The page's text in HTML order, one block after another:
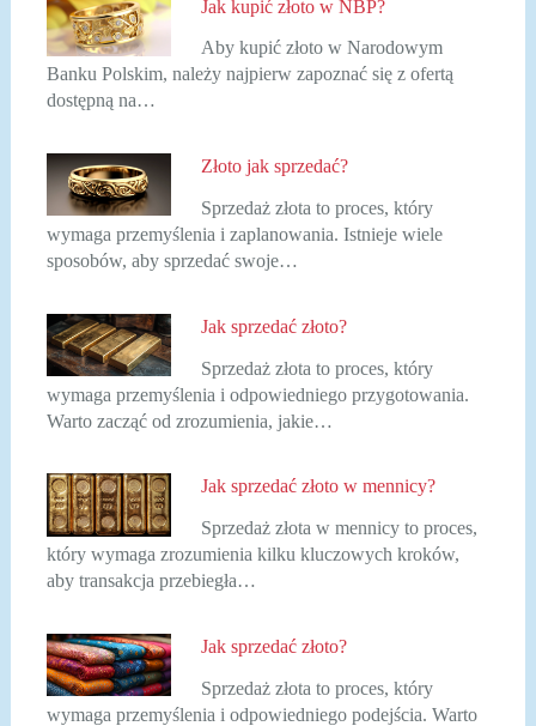
Jak kupić złoto w NBP?
Aby kupić złoto w Narodowym
Banku Polskim, należy najpierw zapoznać się z ofertą
dostępną na…
Złoto jak sprzedać?
Sprzedaż złota to proces, który
wymaga przemyślenia i zaplanowania. Istnieje wiele
sposobów, aby sprzedać swoje…
Jak sprzedać złoto?
Sprzedaż złota to proces, który
wymaga przemyślenia i odpowiedniego przygotowania.
Warto zacząć od zrozumienia, jakie…
Jak sprzedać złoto w mennicy?
Sprzedaż złota w mennicy to proces,
który wymaga zrozumienia kilku kluczowych kroków,
aby transakcja przebiegła…
Jak sprzedać złoto?
Sprzedaż złota to proces, który
wymaga przemyślenia i odpowiedniego podejścia. Warto